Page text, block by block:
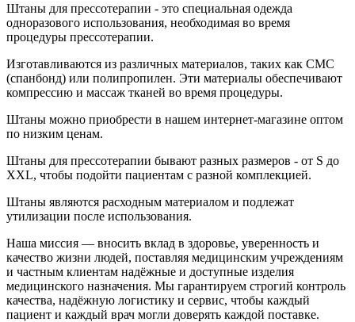
Штаны для прессотерапии - это специальная одежда
одноразового использования, необходимая во время
процедуры прессотерапии.
Изготавливаются из различных материалов, таких как СМС
(спанбонд) или полипропилен. Эти материалы обеспечивают
компрессию и массаж тканей во время процедуры.
Штаны можно приобрести в нашем интернет-магазине оптом
по низким ценам.
Штаны для прессотерапии бывают разных размеров - от S до
XXL, чтобы подойти пациентам с разной комплекцией.
Штаны являются расходным материалом и подлежат
утилизации после использования.
Наша миссия — вносить вклад в здоровье, уверенность и
качество жизни людей, поставляя медицинским учреждениям
и частным клиентам надёжные и доступные изделия
медицинского назначения. Мы гарантируем строгий контроль
качества, надёжную логистику и сервис, чтобы каждый
пациент и каждый врач могли доверять каждой поставке.